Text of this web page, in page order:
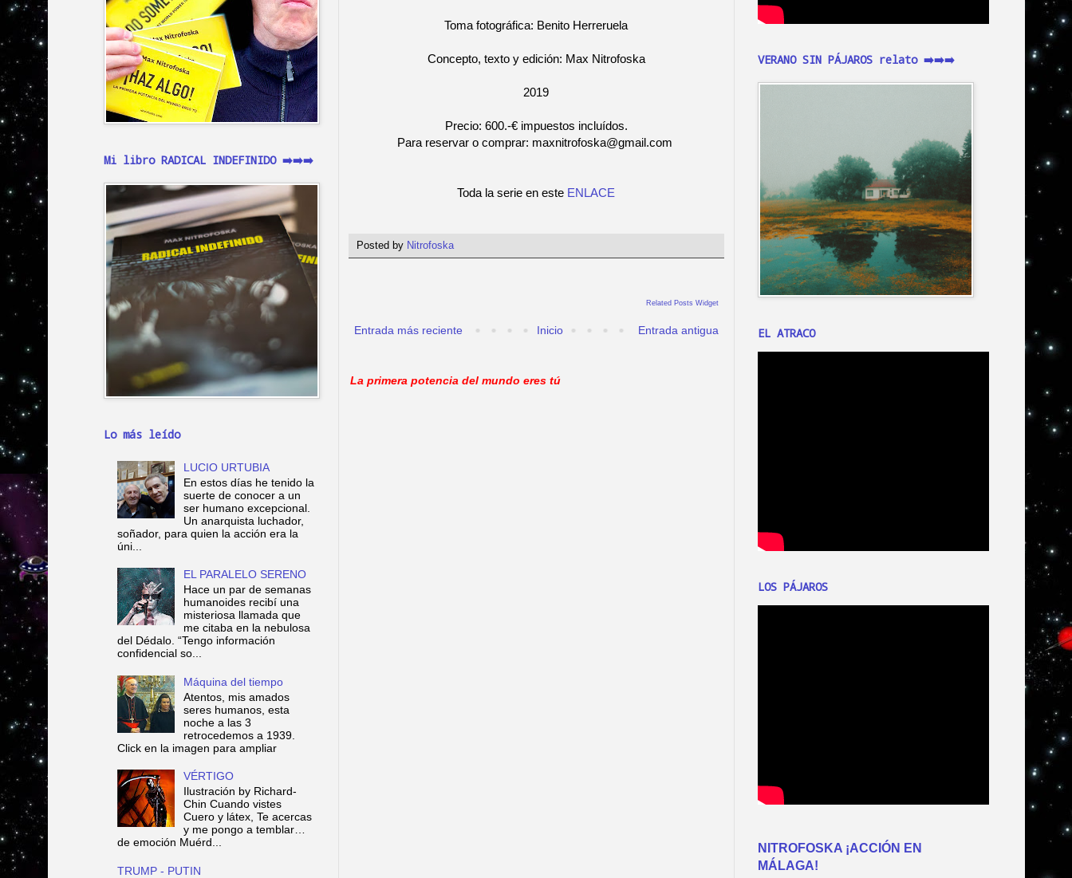
Toma fotográfica: Benito Herreruela
Concepto, texto y edición: Max Nitrofoska
2019
Precio: 600.-€ impuestos incluídos.
Para reservar o comprar: maxnitrofoska@gmail.com
Toda la serie en este ENLACE
Posted by Nitrofoska
Related Posts Widget
Entrada más reciente Entrada antigua
Inicio
La primera potencia del mundo eres tú
Mi libro RADICAL INDEFINIDO ➡️➡️➡️
Lo más leído
LUCIO URTUBIA
En estos días he tenido la
suerte de conocer a un
ser humano excepcional.
Un anarquista luchador,
soñador, para quien la acción era la
úni...
EL PARALELO SERENO
Hace un par de semanas
humanoides recibí una
misteriosa llamada que
me citaba en la nebulosa
del Dédalo. “Tengo información
confidencial so...
Máquina del tiempo
Atentos, mis amados
seres humanos, esta
noche a las 3
retrocedemos a 1939.
Click en la imagen para ampliar
VÉRTIGO
Ilustración by Richard-
Chin Cuando vistes
Cuero y látex, Te acercas
y me pongo a temblar…
de emoción Muérd...
TRUMP - PUTIN
VERANO SIN PÁJAROS relato ➡️➡️➡️
EL ATRACO
LOS PÁJAROS
NITROFOSKA ¡ACCIÓN EN
MÁLAGA!